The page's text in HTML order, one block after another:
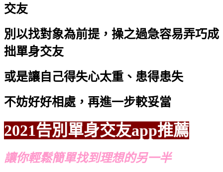
交友
別以找對象為前提，操之過急容易弄巧成
拙單身交友
或是讓自己得失心太重、患得患失
不妨好好相處，再進一步較妥當
2021告別單身交友app推薦
讓你輕鬆簡單找到理想的另一半